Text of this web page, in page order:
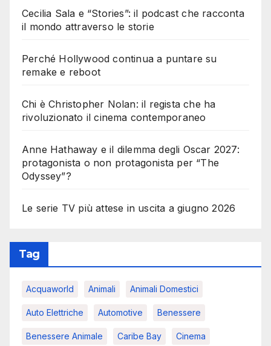
Cecilia Sala e “Stories”: il podcast che racconta
il mondo attraverso le storie
Perché Hollywood continua a puntare su
remake e reboot
Chi è Christopher Nolan: il regista che ha
rivoluzionato il cinema contemporaneo
Anne Hathaway e il dilemma degli Oscar 2027:
protagonista o non protagonista per “The
Odyssey”?
Le serie TV più attese in uscita a giugno 2026
Tag
Acquaworld Animali Animali Domestici
Auto Elettriche Automotive Benessere
Benessere Animale Caribe Bay Cinema